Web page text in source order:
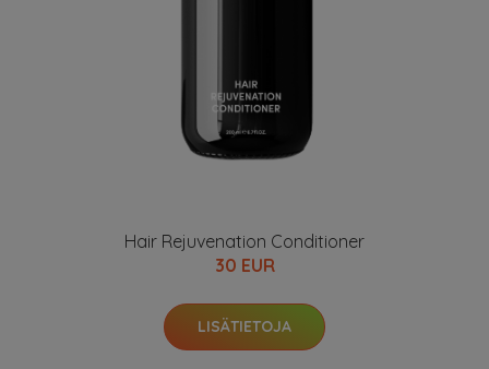
Hair Rejuvenation Conditioner
30 EUR
LISÄTIETOJA